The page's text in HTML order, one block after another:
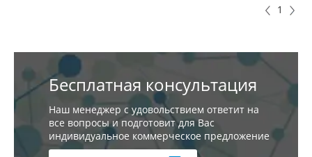
1
Бесплатная консультация
Наш менеджер с удовольствием ответит на
все вопросы и подготовит для Вас
индивидуальное коммерческое предложение